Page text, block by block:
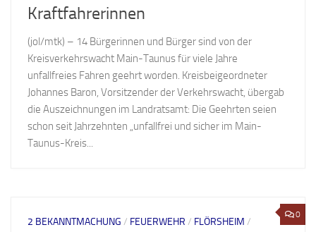
Kraftfahrerinnen
(jol/mtk) – 14 Bürgerinnen und Bürger sind von der
Kreisverkehrswacht Main-Taunus für viele Jahre
unfallfreies Fahren geehrt worden. Kreisbeigeordneter
Johannes Baron, Vorsitzender der Verkehrswacht, übergab
die Auszeichnungen im Landratsamt: Die Geehrten seien
schon seit Jahrzehnten „unfallfrei und sicher im Main-
Taunus-Kreis...
0
2 BEKANNTMACHUNG / FEUERWEHR / FLÖRSHEIM /